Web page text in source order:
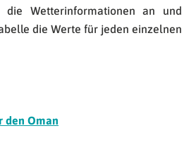
die Wetterinformationen an und
die Werte für jeden einzelnen
den Oman